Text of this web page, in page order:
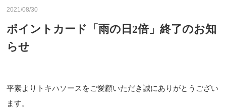
2021/08/30
ポイントカード「雨の日2倍」終了のお知
らせ
平素よりトキハソースをご愛顧いただき誠にありがとうござい
ます。